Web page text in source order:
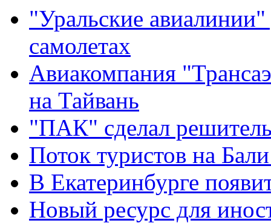
"Уральские
самолетах
Авиакомпания
на Тайвань
"ПАК" сделал
Поток туристов на
В Екатеринбурге
Новый ресурс для